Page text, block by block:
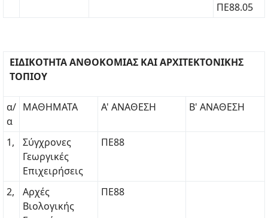
ΠΕ88.05
ΕΙΔΙΚΟΤΗΤΑ ΑΝΘΟΚΟΜΙΑΣ ΚΑΙ ΑΡΧΙΤΕΚΤΟΝΙΚΗΣ
ΤΟΠΙΟΥ
α/
α
ΜΑΘΗΜΑΤΑ Α' ΑΝΑΘΕΣΗ Β' ΑΝΑΘΕΣΗ
1,
Σύγχρονες
Γεωργικές
Επιχειρήσεις
ΠΕ88
2,
Αρχές
Βιολογικής
ΠΕ88